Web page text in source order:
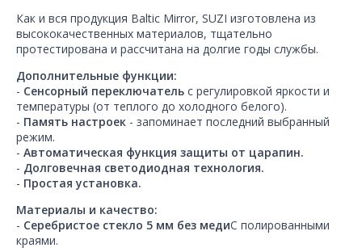
Как и вся продукция Baltic Mirror, SUZI изготовлена из
высококачественных материалов, тщательно
протестирована и рассчитана на долгие годы службы.
Дополнительные функции:
- Сенсорный переключатель с регулировкой яркости и
температуры (от теплого до холодного белого).
- Память настроек - запоминает последний выбранный
режим.
- Автоматическая функция защиты от царапин.
- Долговечная светодиодная технология.
- Простая установка.
Материалы и качество:
- Серебристое стекло 5 мм без медиС полированными
краями.